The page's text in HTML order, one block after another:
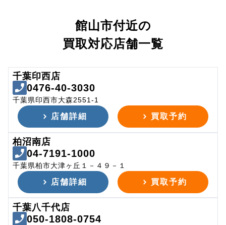
館山市付近の
買取対応店舗一覧
千葉印西店
0476-40-3030
千葉県印西市大森2551-1
店舗詳細 買取予約
柏沼南店
04-7191-1000
千葉県柏市大津ヶ丘１－４９－１
店舗詳細 買取予約
千葉八千代店
050-1808-0754